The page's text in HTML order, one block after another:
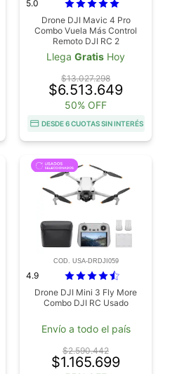
5.0
Drone DJI Mavic 4 Pro
Combo Vuela Más Control
Remoto DJI RC 2
Llega Gratis Hoy
$13.027.298
$6.513.649
50% OFF
DESDE 6 CUOTAS SIN INTERÉS
COD. USA-DRDJI059
4.9
Drone DJI Mini 3 Fly More
Combo DJI RC Usado
Envío a todo el país
$2.590.442
$1.165.699